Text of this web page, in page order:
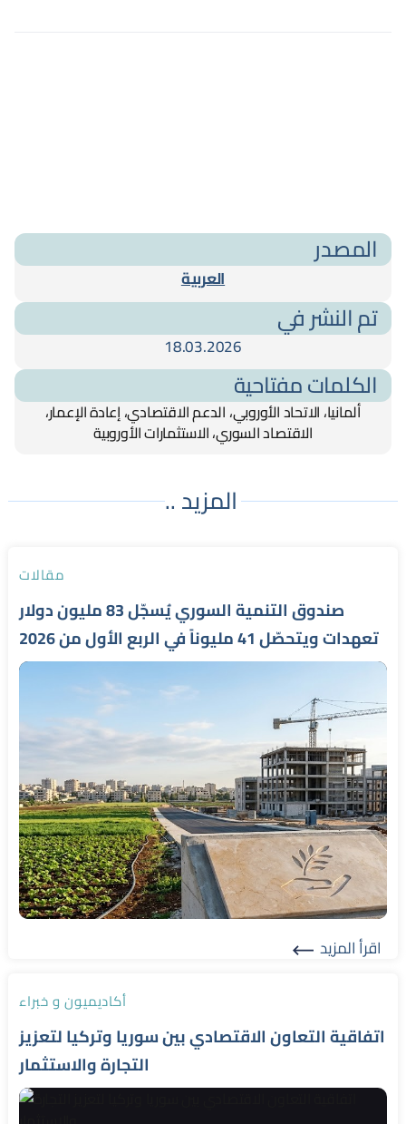
المصدر
العربية
تم النشر في
18.03.2026
الكلمات مفتاحية
ألمانيا، الاتحاد الأوروبي، الدعم الاقتصادي، إعادة الإعمار،
الاقتصاد السوري، الاستثمارات الأوروبية
المزيد ..
مقالات
صندوق التنمية السوري يُسجّل 83 مليون دولار
تعهدات ويتحصّل 41 مليوناً في الربع الأول من 2026
اقرأ المزيد
أكاديميون و خبراء
اتفاقية التعاون الاقتصادي بين سوريا وتركيا لتعزيز
التجارة والاستثمار